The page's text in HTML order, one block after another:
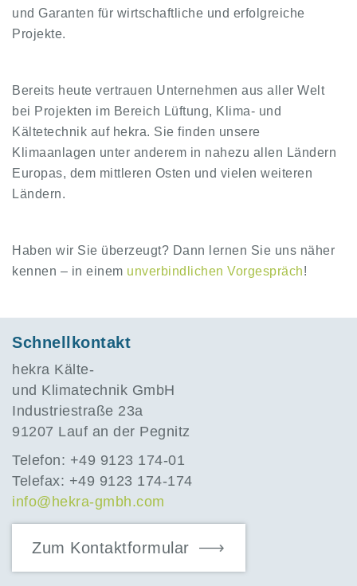
und Garanten für wirtschaftliche und erfolgreiche
Projekte.
Bereits heute vertrauen Unternehmen aus aller Welt
bei Projekten im Bereich Lüftung, Klima- und
Kältetechnik auf hekra. Sie finden unsere
Klimaanlagen unter anderem in nahezu allen Ländern
Europas, dem mittleren Osten und vielen weiteren
Ländern.
Haben wir Sie überzeugt? Dann lernen Sie uns näher
kennen – in einem unverbindlichen Vorgespräch!
Schnellkontakt
hekra Kälte-
und Klimatechnik GmbH
Industriestraße 23a
91207 Lauf an der Pegnitz
Telefon: +49 9123 174-01
Telefax: +49 9123 174-174
info@hekra-gmbh.com
Zum Kontaktformular